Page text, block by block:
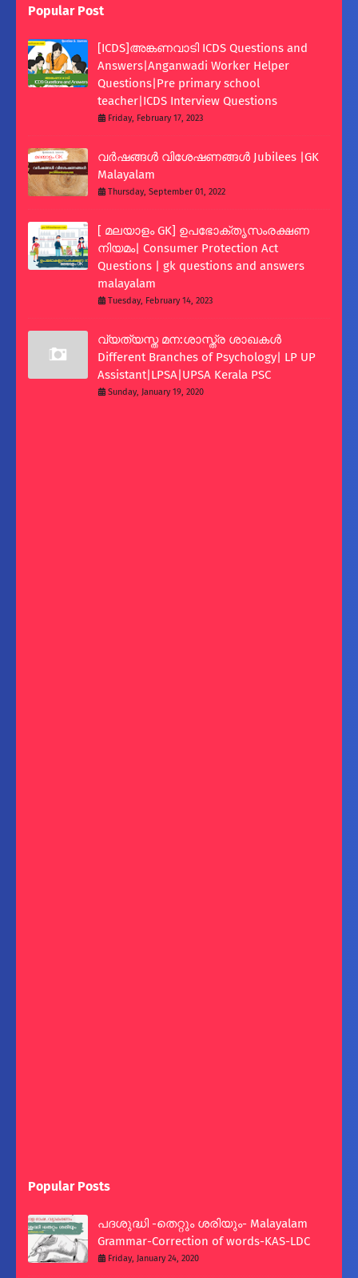
Popular Post
[ICDS]അങ്കണവാടി ICDS Questions and
Answers|Anganwadi Worker Helper
Questions|Pre primary school
teacher|ICDS Interview Questions
Friday, February 17, 2023
വർഷങ്ങൾ വിശേഷണങ്ങൾ Jubilees |GK
Malayalam
Thursday, September 01, 2022
[ മലയാളം GK] ഉപഭോക്തൃസംരക്ഷണ
നിയമം| Consumer Protection Act
Questions | gk questions and answers
malayalam
Tuesday, February 14, 2023
വ്യത്യസ്ത മന:ശാസ്ത്ര ശാഖകള്‍
Different Branches of Psychology| LP UP
Assistant|LPSA|UPSA Kerala PSC
Sunday, January 19, 2020
Popular Posts
പദശുദ്ധി -തെറ്റും ശരിയും- Malayalam
Grammar-Correction of words-KAS-LDC
Friday, January 24, 2020